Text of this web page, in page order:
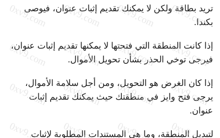
تريد بطاقة ولكن لا يمكنك تقديم إثبات عنوان، فيوصى
بكندا.
إذا كانت المنطقة التي فتحتها لا يمكنها تقديم إثبات عنوان،
فيرجى توخي الحذر بشأن تحويل الأموال.
إذا كان الغرض هو التحويل، ومن أجل سلامة الأموال،
يرجى فتح وايز في منطقتك حيث يمكنك تقديم إثبات
عنوان.
لتبديل المنطقة، وما هي المستندات المطلوبة لإثبات